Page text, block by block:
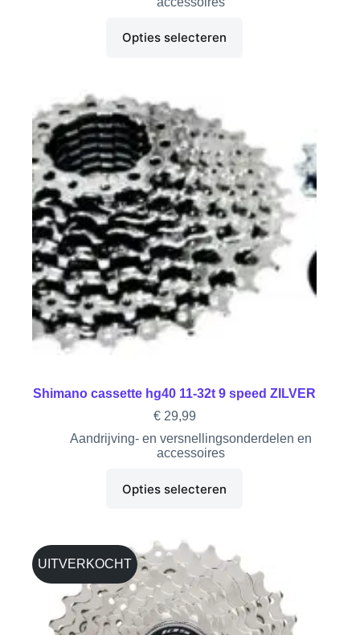
Opties selecteren
Shimano cassette hg40 11-32t 9 speed ZILVER
€29,99
Aandrijving- en versnellingsonderdelen en
accessoires
Opties selecteren
UITVERKOCHT